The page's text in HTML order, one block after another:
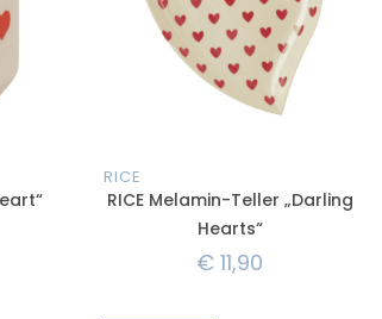
RICE
RICE Melamin-Teller „Darling
Hearts“
€ 11,90